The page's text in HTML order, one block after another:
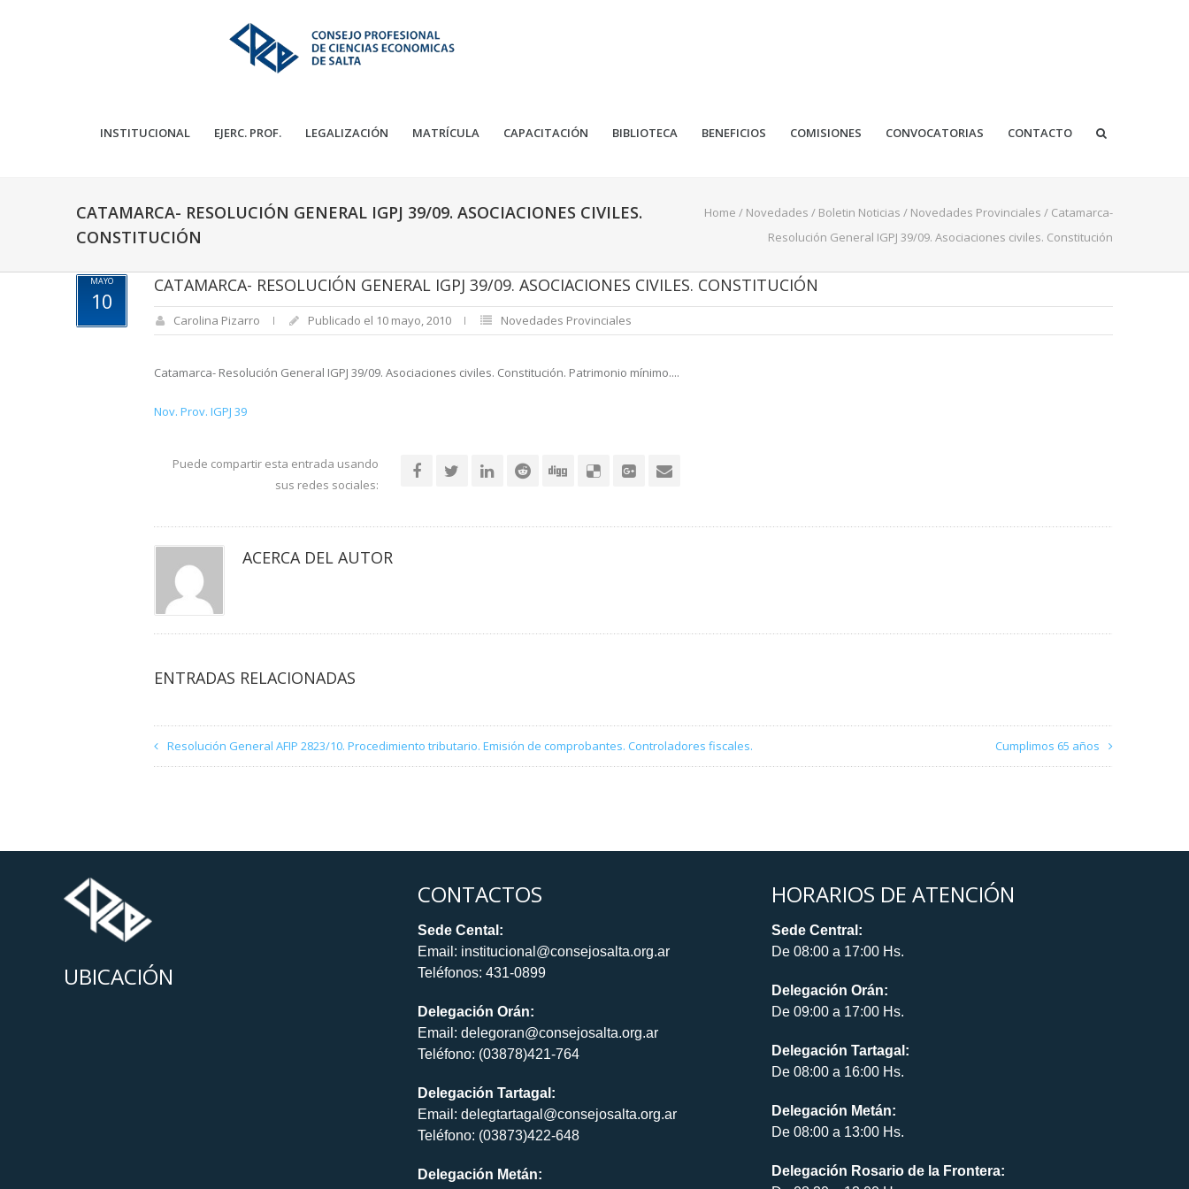
INSTITUCIONAL EJERC. PROF. LEGALIZACIÓN MATRÍCULA CAPACITACIÓN BIBLIOTECA BENEFICIOS COMISIONES CONVOCATORIAS CONTACTO
CATAMARCA- RESOLUCIÓN GENERAL IGPJ 39/09. ASOCIACIONES CIVILES.
CONSTITUCIÓN
Home / Novedades / Boletin Noticias / Novedades Provinciales / Catamarca-
Resolución General IGPJ 39/09. Asociaciones civiles. Constitución
MAYO
10
CATAMARCA- RESOLUCIÓN GENERAL IGPJ 39/09. ASOCIACIONES CIVILES. CONSTITUCIÓN
Carolina Pizarro Publicado el 10 mayo, 2010 Novedades Provinciales
Catamarca- Resolución General IGPJ 39/09. Asociaciones civiles. Constitución. Patrimonio mínimo....
Nov. Prov. IGPJ 39
Puede compartir esta entrada usando
sus redes sociales:
ACERCA DEL AUTOR
ENTRADAS RELACIONADAS
Resolución General AFIP 2823/10. Procedimiento tributario. Emisión de comprobantes. Controladores fiscales. Cumplimos 65 años
UBICACIÓN
CONTACTOS
Sede Cental:
Email: institucional@consejosalta.org.ar
Teléfonos: 431-0899
Delegación Orán:
Email: delegoran@consejosalta.org.ar
Teléfono: (03878)421-764
Delegación Tartagal:
Email: delegtartagal@consejosalta.org.ar
Teléfono: (03873)422-648
Delegación Metán:
HORARIOS DE ATENCIÓN
Sede Central:
De 08:00 a 17:00 Hs.
Delegación Orán:
De 09:00 a 17:00 Hs.
Delegación Tartagal:
De 08:00 a 16:00 Hs.
Delegación Metán:
De 08:00 a 13:00 Hs.
Delegación Rosario de la Frontera: